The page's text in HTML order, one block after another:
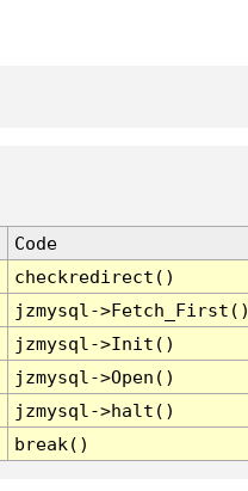
Code
checkredirect()
jzmysql-
jzmysql->Init()
jzmysql->Open()
jzmysql->halt()
break()